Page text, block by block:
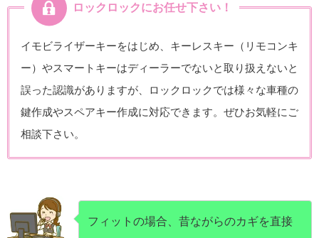
ロックロックにお任せ下さい！
イモビライザーキーをはじめ、キーレスキー（リモコンキ
ー）やスマートキーはディーラーでないと取り扱えないと
誤った認識がありますが、ロックロックでは様々な車種の
鍵作成やスペアキー作成に対応できます。ぜひお気軽にご
相談下さい。
フィットの場合、昔ながらのカギを直接